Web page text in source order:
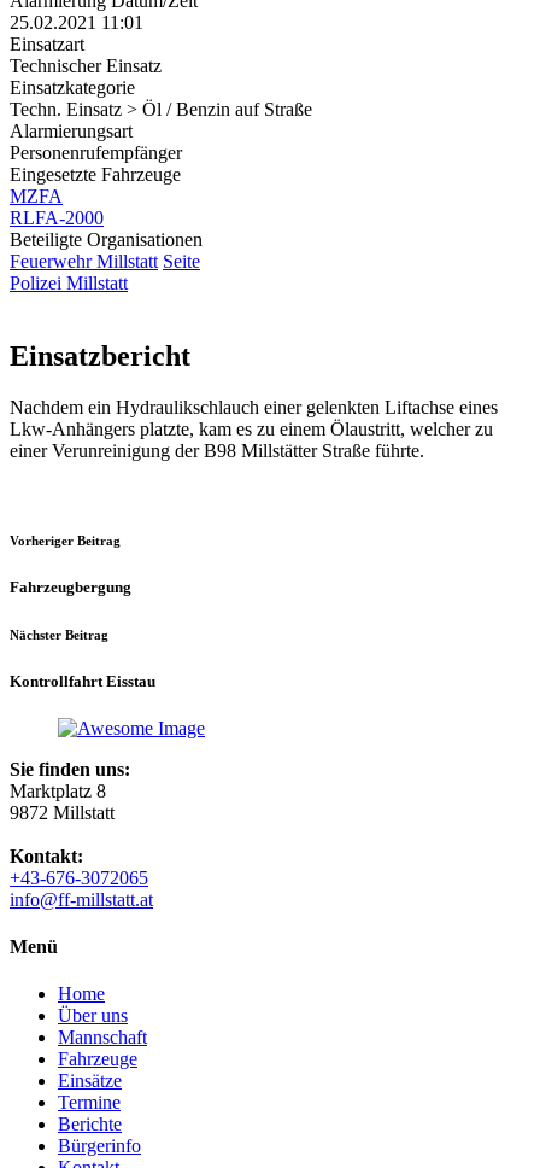
25.02.2021 11:01
Einsatzart
Technischer Einsatz
Einsatzkategorie
Techn. Einsatz > Öl / Benzin auf Straße
Alarmierungsart
Personenrufempfänger
Eingesetzte Fahrzeuge
MZFA
RLFA-2000
Beteiligte Organisationen
Feuerwehr Millstatt Seite
Polizei Millstatt
Einsatzbericht
Nachdem ein Hydraulikschlauch einer gelenkten Liftachse eines
Lkw-Anhängers platzte, kam es zu einem Ölaustritt, welcher zu
einer Verunreinigung der B98 Millstätter Straße führte.
Vorheriger Beitrag
Fahrzeugbergung
Nächster Beitrag
Kontrollfahrt Eisstau
Sie finden uns:
Marktplatz 8
9872 Millstatt
Kontakt:
+43-676-3072065
info@ff-millstatt.at
Menü
Home
Über uns
Mannschaft
Fahrzeuge
Einsätze
Termine
Berichte
Bürgerinfo